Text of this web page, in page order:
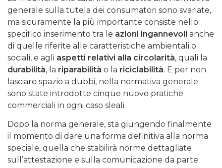
generale sulla tutela dei consumatori sono svariate,
ma sicuramente la più importante consiste nello
specifico inserimento tra le azioni ingannevoli anche
di quelle riferite alle caratteristiche ambientali o
sociali, e agli aspetti relativi alla circolarità, quali la
durabilità, la riparabilità o la riciclabilità. E per non
lasciare spazio a dubbi, nella normativa generale
sono state introdotte cinque nuove pratiche
commerciali in ogni caso sleali.
Dopo la norma generale, sta giungendo finalmente
il momento di dare una forma definitiva alla norma
speciale, quella che stabilirà norme dettagliate
sull’attestazione e sulla comunicazione da parte